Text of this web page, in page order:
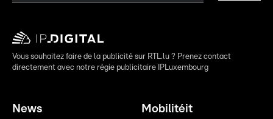
Vous souhaitez faire de la publicité sur RTL.lu ? Prenez contact
directement avec notre régie publicitaire IPLuxembourg
News Mobilitéit